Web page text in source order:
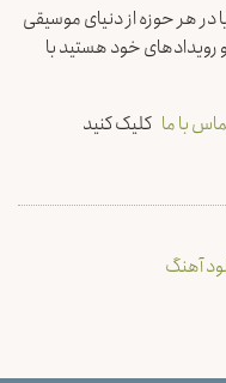
در هر حوزه از دنیای موسیقی
و رویدادهای خود هستید با
با ما کلیک کنید
آهنگ